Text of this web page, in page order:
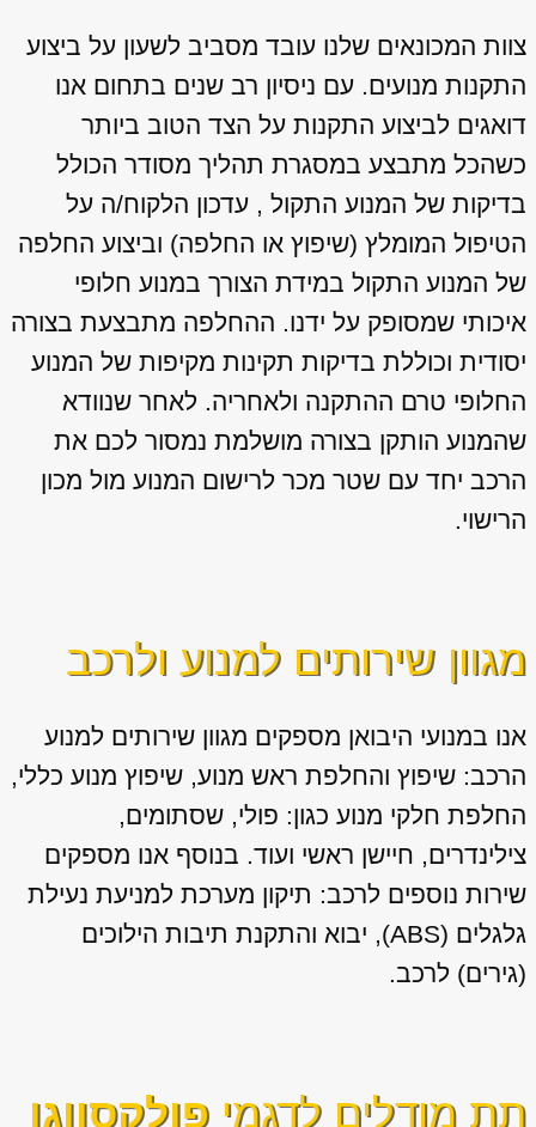
צוות המכונאים שלנו עובד מסביב לשעון על ביצוע
התקנות מנועים. עם ניסיון רב שנים בתחום אנו
דואגים לביצוע התקנות על הצד הטוב ביותר
כשהכל מתבצע במסגרת תהליך מסודר הכולל
בדיקות של המנוע התקול , עדכון הלקוח/ה על
הטיפול המומלץ (שיפוץ או החלפה) וביצוע החלפה
של המנוע התקול במידת הצורך במנוע חלופי
איכותי שמסופק על ידנו. ההחלפה מתבצעת בצורה
יסודית וכוללת בדיקות תקינות מקיפות של המנוע
החלופי טרם ההתקנה ולאחריה. לאחר שנוודא
שהמנוע הותקן בצורה מושלמת נמסור לכם את
הרכב יחד עם שטר מכר לרישום המנוע מול מכון
הרישוי.
מגוון שירותים למנוע ולרכב
אנו במנועי היבואן מספקים מגוון שירותים למנוע
הרכב: שיפוץ והחלפת ראש מנוע, שיפוץ מנוע כללי,
החלפת חלקי מנוע כגון: פולי, שסתומים,
צילינדרים, חיישן ראשי ועוד. בנוסף אנו מספקים
שירות נוספים לרכב: תיקון מערכת למניעת נעילת
גלגלים (ABS), יבוא והתקנת תיבות הילוכים
(גירים) לרכב.
תת מודלים לדגמי פולקסווגן